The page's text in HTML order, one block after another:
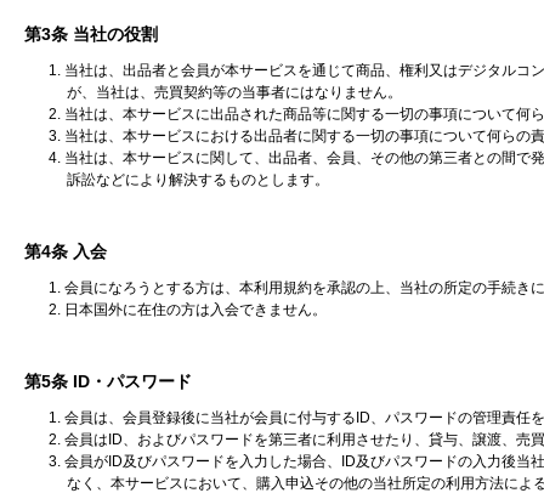
第3条 当社の役割
1. 当社は、出品者と会員が本サービスを通じて商品、権利又はデジタル
が、当社は、売買契約等の当事者にはなりません。
2. 当社は、本サービスに出品された商品等に関する一切の事項について何
3. 当社は、本サービスにおける出品者に関する一切の事項について何らの
4. 当社は、本サービスに関して、出品者、会員、その他の第三者との間
訴訟などにより解決するものとします。
第4条 入会
1. 会員になろうとする方は、本利用規約を承認の上、当社の所定の手続き
2. 日本国外に在住の方は入会できません。
第5条 ID・パスワード
1. 会員は、会員登録後に当社が会員に付与するID、パスワードの管理責任
2. 会員はID、およびパスワードを第三者に利用させたり、貸与、譲渡、売
3. 会員がID及びパスワードを入力した場合、ID及びパスワードの入力後
なく、本サービスにおいて、購入申込その他の当社所定の利用方法に